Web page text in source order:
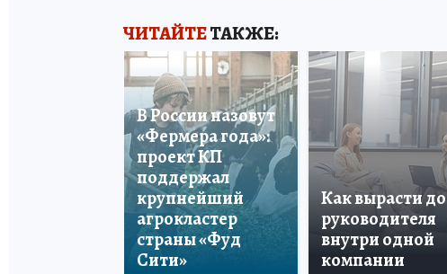
ЧИТАЙТЕТАКЖЕ:
В России назовут
«Фермера года»:
проект КП
поддержал
крупнейший
агрокластер
страны «Фуд
Сити»
Как вырасти до
руководителя
внутри одной
компании